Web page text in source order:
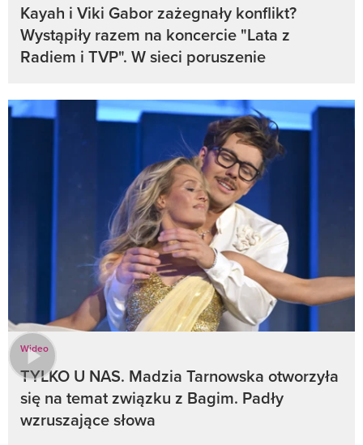
Kayah i Viki Gabor zażegnały konflikt?
Wystąpiły razem na koncercie "Lata z
Radiem i TVP". W sieci poruszenie
Wideo
TYLKO U NAS. Madzia Tarnowska otworzyła
się na temat związku z Bagim. Padły
wzruszające słowa